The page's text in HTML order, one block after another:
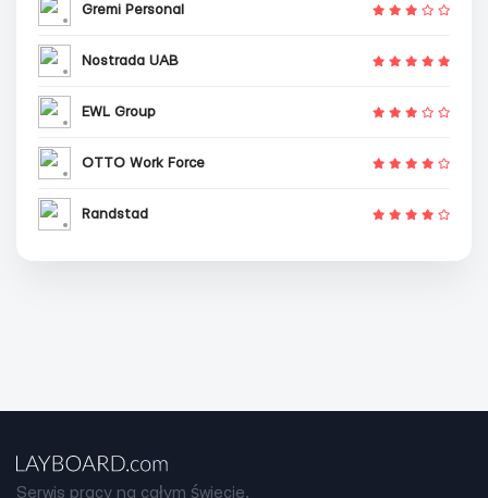
Gremi Personal
Nostrada UAB
EWL Group
OTTO Work Force
Randstad
Serwis pracy na całym świecie.